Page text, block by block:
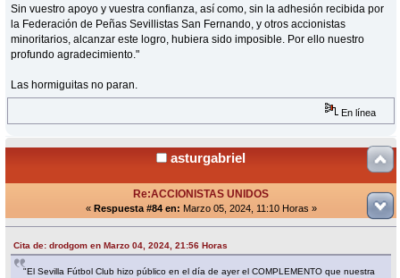
Sin vuestro apoyo y vuestra confianza, así como, sin la adhesión recibida por
la Federación de Peñas Sevillistas San Fernando, y otros accionistas
minoritarios, alcanzar este logro, hubiera sido imposible. Por ello nuestro
profundo agradecimiento."
Las hormiguitas no paran.
En línea
asturgabriel
Re:ACCIONISTAS UNIDOS
« Respuesta #84 en: Marzo 05, 2024, 11:10 Horas »
Cita de: drodgom en Marzo 04, 2024, 21:56 Horas
"El Sevilla Fútbol Club hizo público en el día de ayer el COMPLEMENTO que nuestra